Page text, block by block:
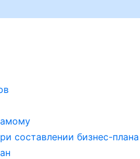
составлении бизнес-плана